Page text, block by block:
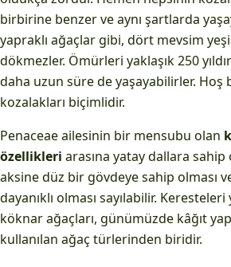
birbirine benzer ve aynı şartlarda
yapraklı ağaçlar gibi, dört mevsim
dökmezler. Ömürleri yaklaşık 250
daha uzun süre de yaşayabilirler. Hoş
kozalakları biçimlidir.
Penaceae ailesinin bir mensubu olan
özellikleri arasına yatay dallara sahip
aksine düz bir gövdeye sahip olması
dayanıklı olması sayılabilir.
köknar ağaçları, günümüzde kâğıt
kullanılan ağaç türlerinden biridir.